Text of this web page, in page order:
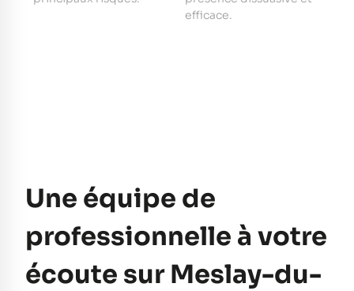
efficace.
Une équipe de
professionnelle à votre
écoute sur Meslay-du-